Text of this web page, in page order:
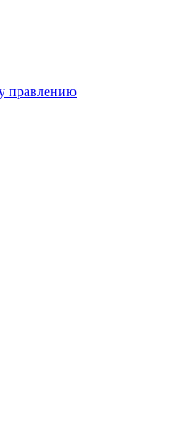
правлению